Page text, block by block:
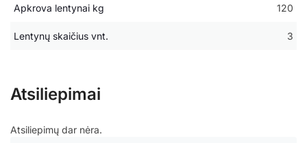
Apkrova lentynai kg 120
Lentynų skaičius vnt. 3
Atsiliepimai
Atsiliepimų dar nėra.